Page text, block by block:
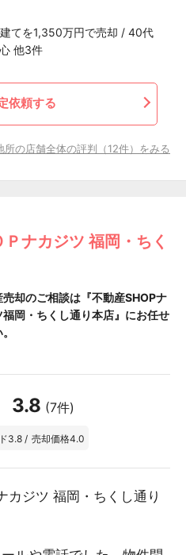
てを1,350万円で売却 / 40代
他3件
依頼する
所の店舗全体の評判（12件）をみる
ナカジツ 福岡・ちく
売却のご相談は『不動産SHOPナ
福岡・ちくし通り本店』にお任せ
3.8 (7件)
3.8 / 売却価格4.0
カジツ 福岡・ちくし通り